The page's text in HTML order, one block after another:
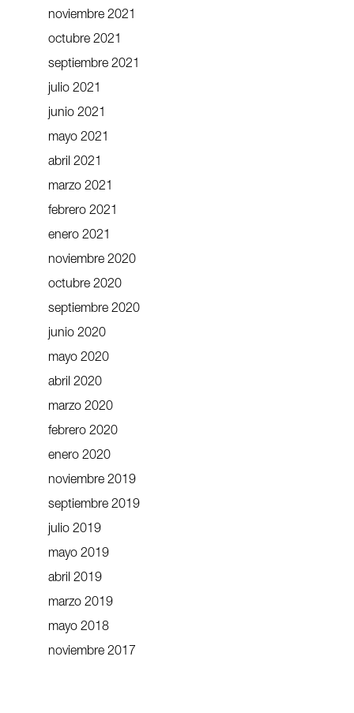
noviembre 2021
octubre 2021
septiembre 2021
julio 2021
junio 2021
mayo 2021
abril 2021
marzo 2021
febrero 2021
enero 2021
noviembre 2020
octubre 2020
septiembre 2020
junio 2020
mayo 2020
abril 2020
marzo 2020
febrero 2020
enero 2020
noviembre 2019
septiembre 2019
julio 2019
mayo 2019
abril 2019
marzo 2019
mayo 2018
noviembre 2017